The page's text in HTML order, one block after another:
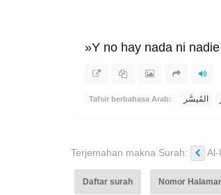
»Y no hay nada ni
Tafsir berbahasa Arab: المُيسَّر
Terjemahan makna Surah: Al-
Daftar surah Nomor